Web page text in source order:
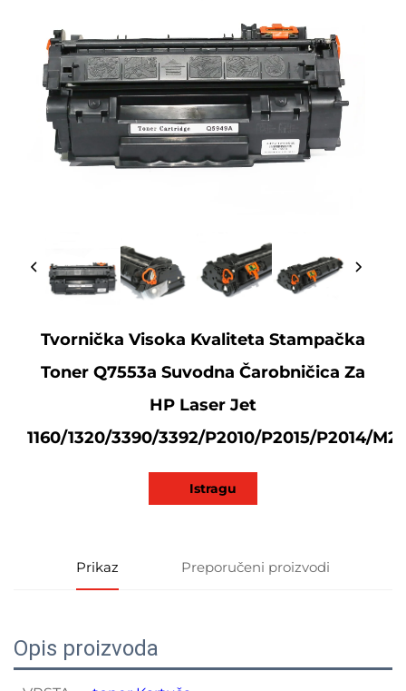
Tvornička Visoka Kvaliteta Stampačka
Toner Q7553a Suvodna Čarobničica Za
HP Laser Jet
1160/1320/3390/3392/P2010/P2015/P2014/
Istragu
Prikaz Preporučeni proizvodi
Opis proizvoda